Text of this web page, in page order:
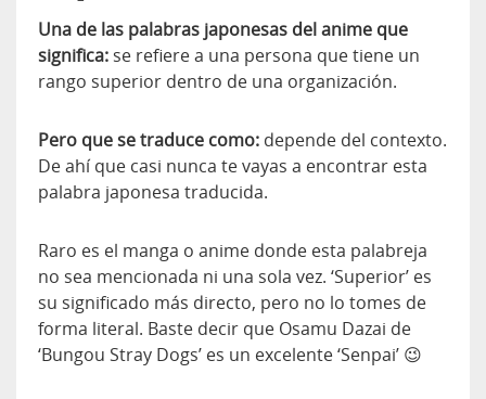
Una de las palabras japonesas del anime que
significa: se refiere a una persona que tiene un
rango superior dentro de una organización.
Pero que se traduce como: depende del contexto.
De ahí que casi nunca te vayas a encontrar esta
palabra japonesa traducida.
Raro es el manga o anime donde esta palabreja
no sea mencionada ni una sola vez. ‘Superior’ es
su significado más directo, pero no lo tomes de
forma literal. Baste decir que Osamu Dazai de
‘Bungou Stray Dogs’ es un excelente ‘Senpai’ 😉